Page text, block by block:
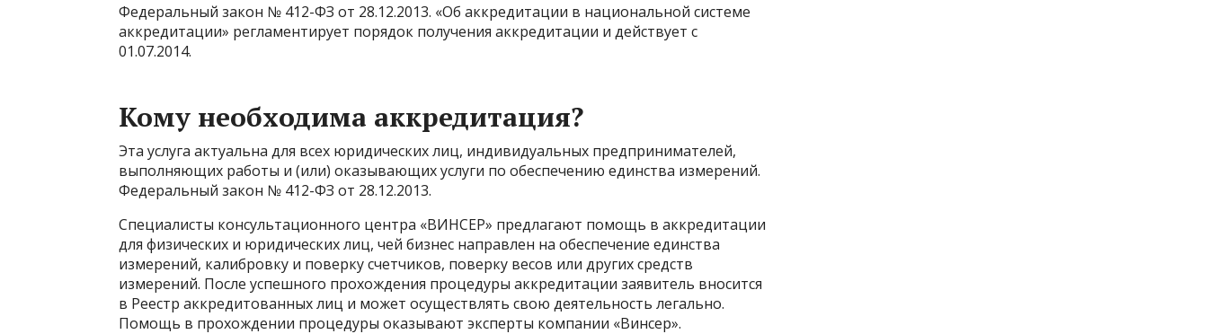
Федеральный закон № 412-ФЗ от 28.12.2013. «Об аккредитации в национальной системе
аккредитации» регламентирует порядок получения аккредитации и действует с
01.07.2014.
Кому необходима аккредитация?
Эта услуга актуальна для всех юридических лиц, индивидуальных предпринимателей,
выполняющих работы и (или) оказывающих услуги по обеспечению единства измерений.
Федеральный закон № 412-ФЗ от 28.12.2013.
Специалисты консультационного центра «ВИНСЕР» предлагают помощь в аккредитации
для физических и юридических лиц, чей бизнес направлен на обеспечение единства
измерений, калибровку и поверку счетчиков, поверку весов или других средств
измерений. После успешного прохождения процедуры аккредитации заявитель вносится
в Реестр аккредитованных лиц и может осуществлять свою деятельность легально.
Помощь в прохождении процедуры оказывают эксперты компании «Винсер».